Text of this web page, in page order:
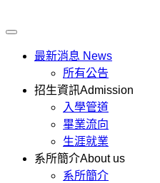
最新消息 News
所有公告
招生資訊Admission
入學管道
畢業流向
生涯就業
系所簡介About us
系所簡介